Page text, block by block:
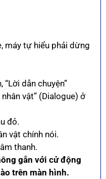
máy tự hiểu phải dừng
dẫn chuyện”
vật” (Dialogue) ở
đỏ.
vật chính nói.
thanh.
gắn với cử động
trên màn hình.